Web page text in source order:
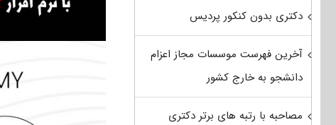
دکتری بدون کنکور پردیس
آخرین فهرست موسسات مجاز اعزام
دانشجو به خارج کشور
مصاحبه با رتبه های برتر دکتری